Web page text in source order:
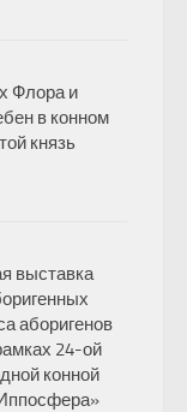
Флора и
в конном
князь
выставка
аборигенов
24-ой
конной